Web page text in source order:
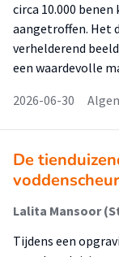
circa 10.000
aangetroffen. Het
verhelderend
een waardevolle
2026-06-30
De
Lalita Mansoor
Tijdens een